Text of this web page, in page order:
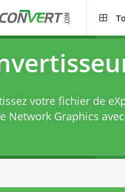
votre fichier de
Network Graphics